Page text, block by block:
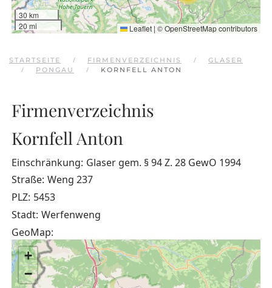
30 km
20 mi
Leaflet | ©OpenStreetMapcontributors
STARTSEITE FIRMENVERZEICHNIS
GLASER
PONGAU
KORNFELL ANTON
Firmenverzeichnis
Kornfell Anton
Einschränkung: Glaser gem. § 94 Z. 28 GewO 1994
Straße: Weng 237
PLZ: 5453
Stadt: Werfenweng
GeoMap:
+
−